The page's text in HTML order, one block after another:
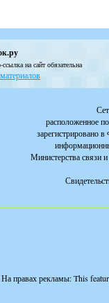
на сайт обязательна
расположенное
зарегистрировано
Министерства связи
На правах рекламы:This